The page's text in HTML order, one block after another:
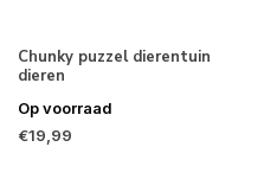
Chunky puzzel dierentuin
dieren
Op voorraad
€19,99